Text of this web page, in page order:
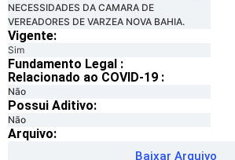
NECESSIDADES DA CAMARA DE
VEREADORES DE VARZEA NOVA BAHIA.
Vigente:
Sim
Fundamento Legal :​
Relacionado ao COVID-19 :​
Não
Possui Aditivo:​
Não
Arquivo:
Baixar Arquivo